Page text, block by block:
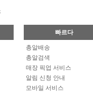
빠르다
총알배송
총알검색
매장 픽업 서비스
알림 신청 안내
모바일 서비스